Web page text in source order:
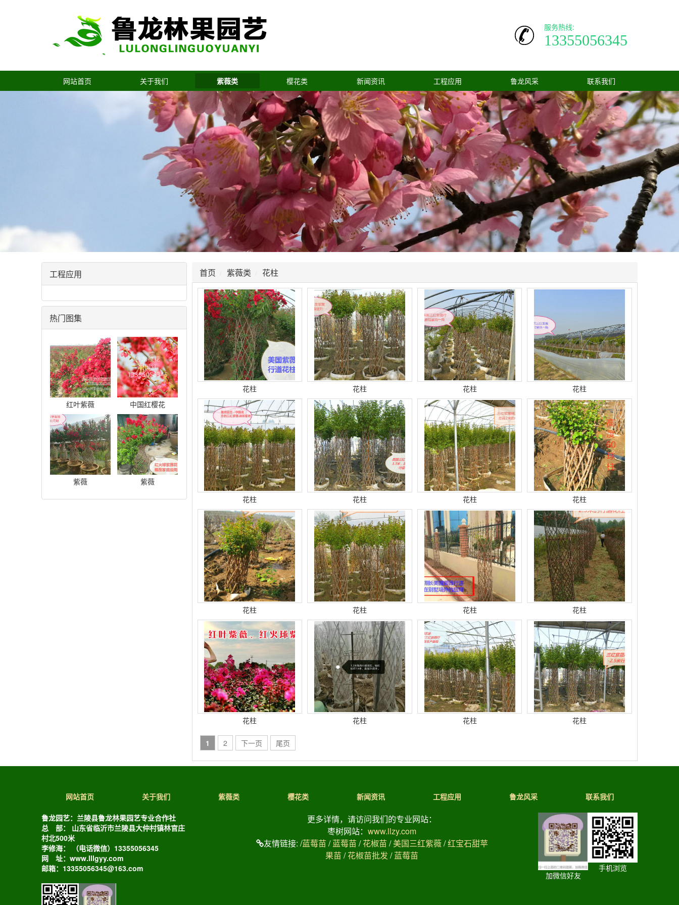
服务热线:
13355056345
网站首页 关于我们 紫薇类 樱花类 新闻资讯 工程应用 鲁龙风采 联系我们
工程应用
热门图集
红叶紫薇 中国红樱花
紫薇 紫薇
首页 紫薇类 花柱
花柱 花柱 花柱 花柱
花柱 花柱 花柱 花柱
花柱 花柱 花柱 花柱
花柱 花柱 花柱 花柱
1 2 下一页 尾页
网站首页 关于我们 紫薇类 樱花类 新闻资讯 工程应用 鲁龙风采 联系我们
鲁龙园艺：兰陵县鲁龙林果园艺专业合作社
总 部： 山东省临沂市兰陵县大仲村镇林官庄
村北500米
李修海： （电话微信）13355056345
网 址：www.lllgyy.com
邮箱：13355056345@163.com
更多详情，请访问我们的专业网站：
枣树网站：www.llzy.com
友情链接: /蓝莓苗/蓝莓苗/花椒苗/美国三红紫薇/红宝石甜苹
果苗/花椒苗批发 /蓝莓苗
加微信好友
手机浏览